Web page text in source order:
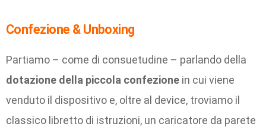
Confezione & Unboxing
Partiamo – come di consuetudine – parlando della
dotazione della piccola confezione in cui viene
venduto il dispositivo e, oltre al device, troviamo il
classico libretto di istruzioni, un caricatore da parete